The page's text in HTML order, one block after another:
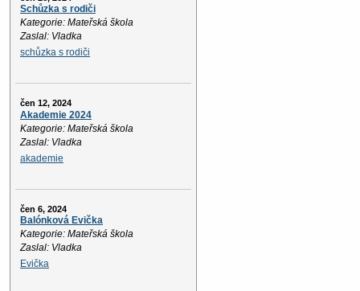
Schůzka s rodiči
Kategorie: Mateřská škola
Zaslal: Vladka
schůzka s rodiči
čen 12, 2024
Akademie 2024
Kategorie: Mateřská škola
Zaslal: Vladka
akademie
čen 6, 2024
Balónková Evička
Kategorie: Mateřská škola
Zaslal: Vladka
Evička